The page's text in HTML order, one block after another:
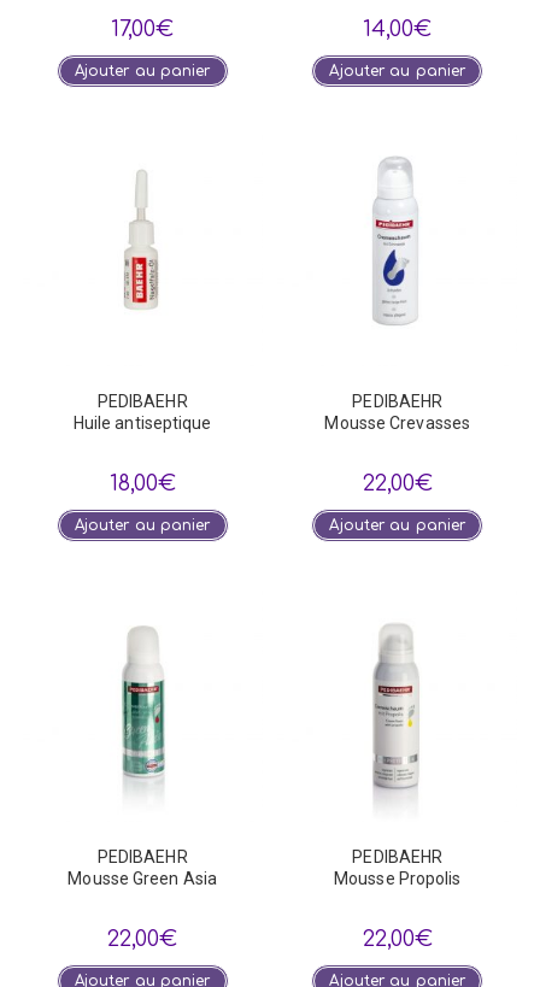
17,00€
Ajouter au panier
14,00€
Ajouter au panier
PEDIBAEHR
Huile antiseptique
18,00€
Ajouter au panier
PEDIBAEHR
Mousse Crevasses
22,00€
Ajouter au panier
PEDIBAEHR
Mousse Green Asia
22,00€
Ajouter au panier
PEDIBAEHR
Mousse Propolis
22,00€
Ajouter au panier